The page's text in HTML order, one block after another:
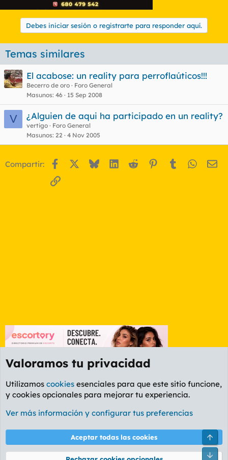
Debes iniciar sesión o registrarte para responder aquí.
Temas similares
El acabose: un reality para perroflaúticos!!!
Becerro de oro
Foro General
Masunos 46 15 Sep 2008
V ¿Alguien de aqui ha participado en un reality?
vertigo
Foro General
Masunos 22 4 Nov 2005
Compartir: Facebook BlueskyLinkedIn
Reddit Pinterest
Tumblr
Enlace
Foro General
Cookies
PL OLDSTYLE AMARILLO
Términos y reglas Política de privacidad Ayuda
Valoramos tu privacidad
Utilizamos cookies esenciales para que este sitio funcione,
y cookies opcionales para mejorar tu experiencia.
Ver más información y configurar tus preferencias
Aceptar todas las cookies
Pie